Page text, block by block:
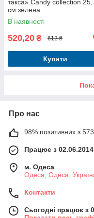
такса» Candy collection
см зелена
В наявності
520,20 ₴ 612 ₴
Купити
Про нас
98% позитивних з 573
Працює з 02.06.2014
м. Одеса
Одеса, Одеса,
Контакти
Сьогодні працює з